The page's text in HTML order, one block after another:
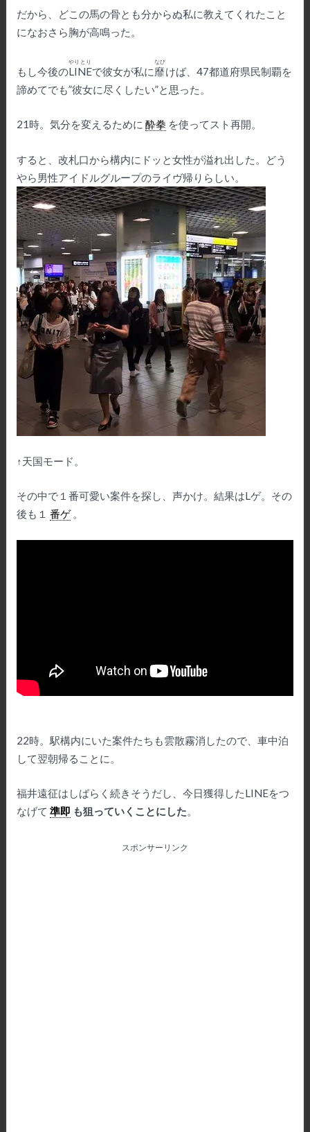
だから、どこの馬の骨とも分からぬ私に教えてくれたこと
になおさら胸が高鳴った。
もし今後のLINE
やりとり
で彼女が私に靡
なび
けば、47都道府県民制覇を
諦めてでも”彼女に尽くしたい”と思った。
21時。気分を変えるために 酔拳 を使ってスト再開。
すると、改札口から構内にドッと女性が溢れ出した。どう
やら男性アイドルグループのライヴ帰りらしい。
↑天国モード。
その中で１番可愛い案件を探し、声かけ。結果はLゲ。その
後も１ 番ゲ。
22時。駅構内にいた案件たちも雲散霧消したので、車中泊
して翌朝帰ることに。
福井遠征はしばらく続きそうだし、今日獲得したLINEをつ
なげて 準即 も狙っていくことにした。
スポンサーリンク